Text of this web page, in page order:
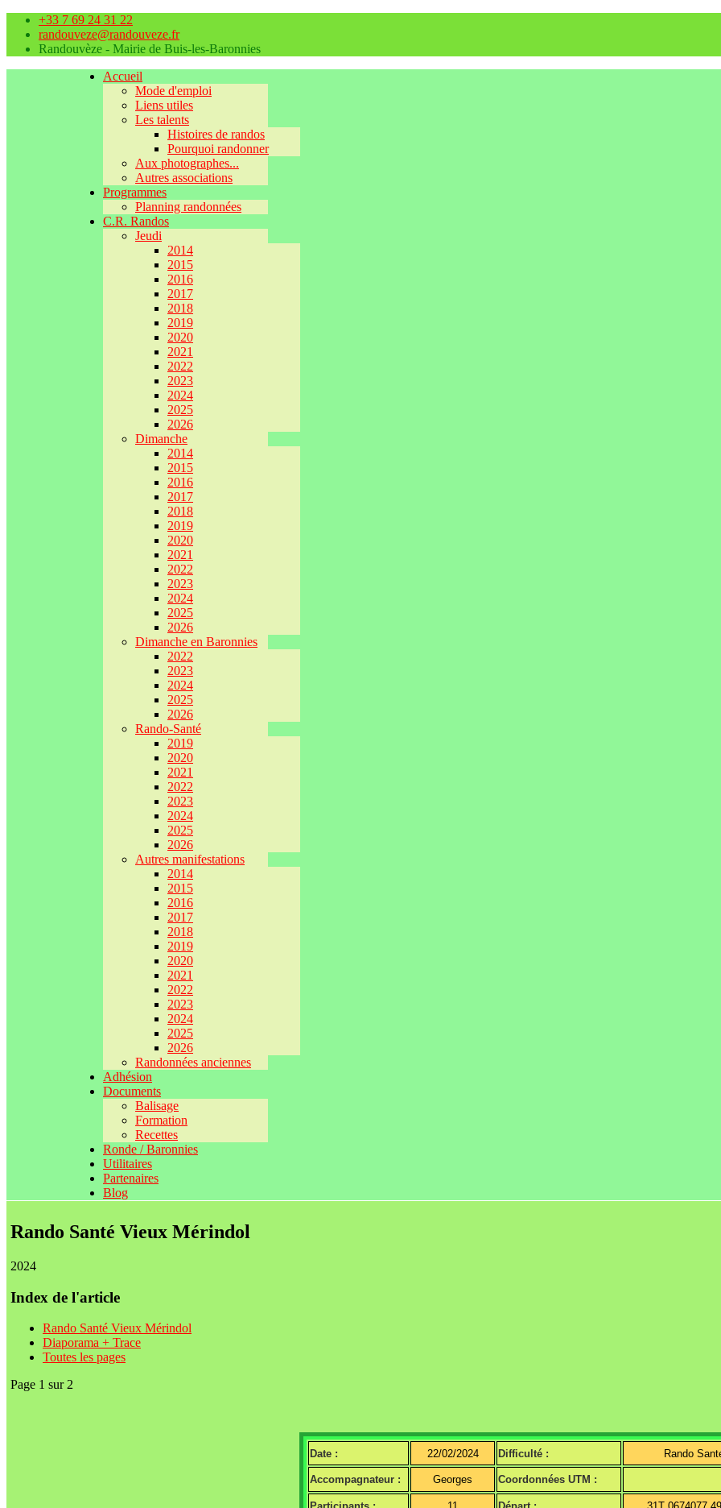
+33 7 69 24 31 22
randouveze@randouveze.fr
Randouvèze - Mairie de Buis-les-Baronnies
Accueil
Mode d'emploi
Liens utiles
Les talents
Histoires de randos
Pourquoi randonner
Aux photographes...
Autres associations
Programmes
Planning randonnées
C.R. Randos
Jeudi
2014
2015
2016
2017
2018
2019
2020
2021
2022
2023
2024
2025
2026
Dimanche
2014
2015
2016
2017
2018
2019
2020
2021
2022
2023
2024
2025
2026
Dimanche en Baronnies
2022
2023
2024
2025
2026
Rando-Santé
2019
2020
2021
2022
2023
2024
2025
2026
Autres manifestations
2014
2015
2016
2017
2018
2019
2020
2021
2022
2023
2024
2025
2026
Randonnées anciennes
Adhésion
Documents
Balisage
Formation
Recettes
Ronde / Baronnies
Utilitaires
Partenaires
Blog
Rando Santé Vieux Mérindol
2024
Index de l'article
Rando Santé Vieux Mérindol
Diaporama + Trace
Toutes les pages
Page 1 sur 2
Date : 22/02/2024 Difficulté : Rando
Accompagnateur : Georges Coordonnées UTM :